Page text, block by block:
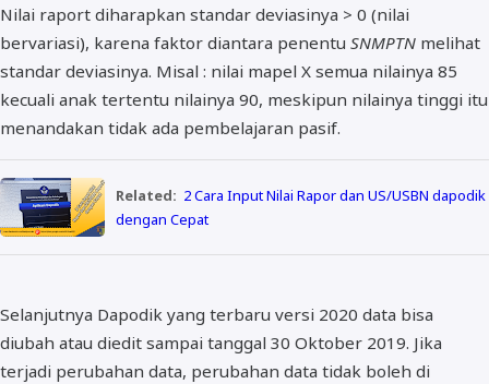
Nilai raport diharapkan standar deviasinya > 0 (nilai
bervariasi), karena faktor diantara penentu SNMPTN melihat
standar deviasinya. Misal : nilai mapel X semua nilainya 85
kecuali anak tertentu nilainya 90, meskipun nilainya tinggi itu
menandakan tidak ada pembelajaran pasif.
Related: 2 Cara Input Nilai Rapor dan US/USBN dapodik
dengan Cepat
Selanjutnya Dapodik yang terbaru versi 2020 data bisa
diubah atau diedit sampai tanggal 30 Oktober 2019. Jika
terjadi perubahan data, perubahan data tidak boleh di